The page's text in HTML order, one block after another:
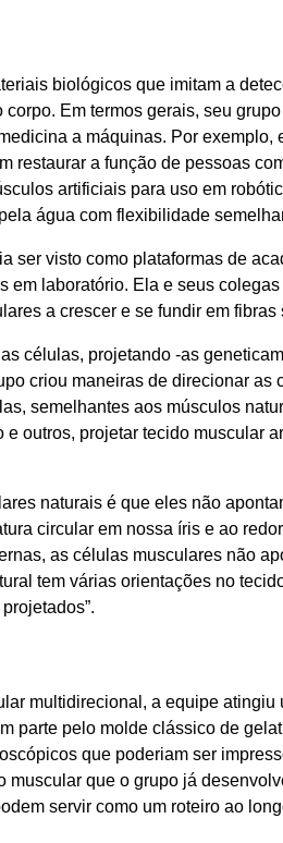
biológicos que imitam a
Em termos gerais, seu
a máquinas. Por exemplo,
restaurar a função de pessoas
artificiais para uso em
água com flexibilidade
ser visto como plataformas de
laboratório. Ela e seus
a crescer e se fundir em fibras
células, projetando -as
criou maneiras de direcionar as
semelhantes aos músculos
outros, projetar tecido muscular
naturais é que eles não
circular em nossa íris e ao
as células musculares não
tem várias orientações no
multidirecional, a equipe atingiu
parte pelo molde clássico de
que poderiam ser
muscular que o grupo já
servir como um roteiro ao